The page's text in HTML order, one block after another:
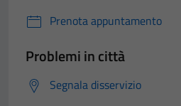
Prenota appuntamento
Problemi in città
Segnala disservizio